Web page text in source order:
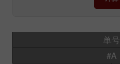
单号
#A